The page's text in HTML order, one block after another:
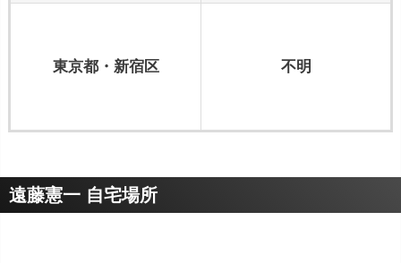
東京都・新宿区 不明
遠藤憲一 自宅場所